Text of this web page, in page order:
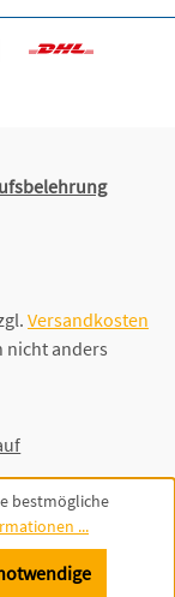
Versandkosten
nicht anders
bestmögliche
...